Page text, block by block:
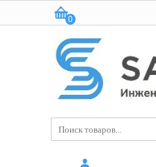
Корзина:
0
(пусто)